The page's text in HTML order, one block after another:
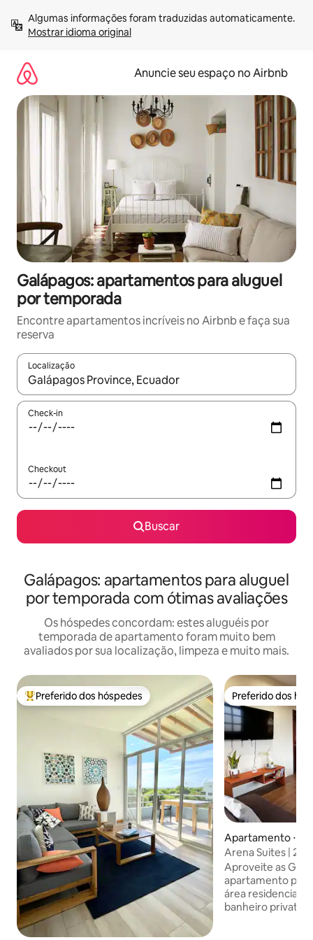
para
Mostrar idioma original
Anuncie seu espaço no Airbnb
Galápagos: apartamentos para aluguel
por temporada
Encontre apartamentos incríveis no Airbnb e faça sua
reserva
Localização
Quando os resultados estiverem disponíveis, explore-os
Check-in
Checkout
Buscar
Galápagos: apartamentos para aluguel
por temporada com ótimas avaliações
Os hóspedes concordam: estes aluguéis por
temporada de apartamento foram muito bem
avaliados por sua localização, limpeza e muito mais.
Entre os melhores preferidos dos hóspedes
Preferido dos hóspedes Preferido dos
Preferido dos
Apartamento ⋅
Arena Suites | 2
residencial | 2º
Aproveite as
apartamento para
área residencial.
banheiro